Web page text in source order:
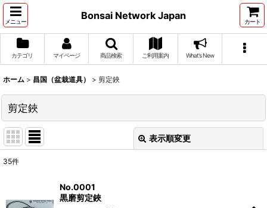
メニュー
Bonsai Network Japan
カート
カテゴリ マイページ 商品検索 ご利用案内 What's New
ホーム > 昌国（盆栽道具） > 剪定鋏
剪定鋏
表示順変更
並び順:
35件
No.0001
黒磨剪定鋏